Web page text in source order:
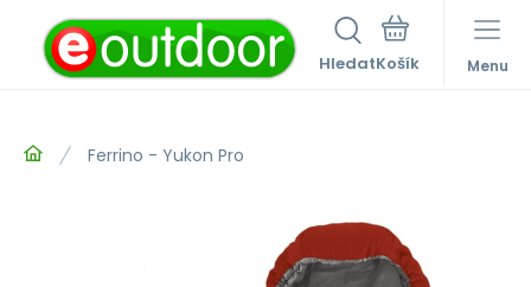
Hledat Menu
Ferrino - Yukon Pro